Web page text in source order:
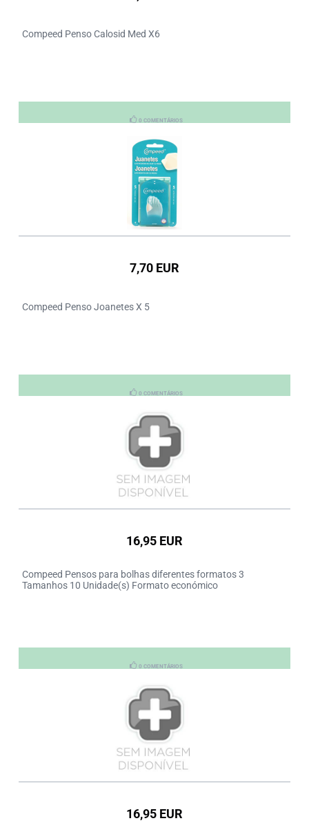
Compeed Penso Calosid Med X6
0 COMENTÁRIOS
7,70 EUR
Compeed Penso Joanetes X 5
0 COMENTÁRIOS
16,95 EUR
Compeed Pensos para bolhas diferentes formatos 3
Tamanhos 10 Unidade(s) Formato económico
0 COMENTÁRIOS
16,95 EUR